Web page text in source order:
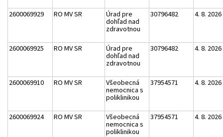
2600069929 RO MV SR
Úrad pre
dohľad nad
zdravotnou
30796482 4. 8. 2026
2600069925 RO MV SR
Úrad pre
dohľad nad
zdravotnou
30796482 4. 8. 2026
2600069910 RO MV SR
Všeobecná
nemocnica s
poliklinikou
37954571 4. 8. 2026
2600069924 RO MV SR
Všeobecná
nemocnica s
poliklinikou
37954571 4. 8. 2026